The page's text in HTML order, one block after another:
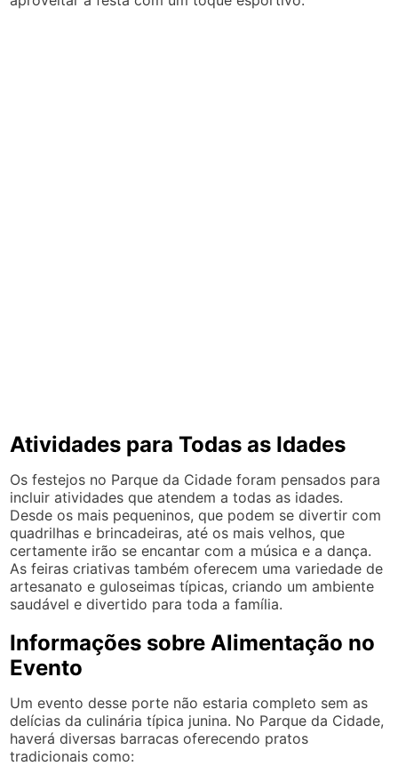
Atividades para Todas as Idades
Os festejos no Parque da Cidade foram pensados para
incluir atividades que atendem a todas as idades.
Desde os mais pequeninos, que podem se divertir com
quadrilhas e brincadeiras, até os mais velhos, que
certamente irão se encantar com a música e a dança.
As feiras criativas também oferecem uma variedade de
artesanato e guloseimas típicas, criando um ambiente
saudável e divertido para toda a família.
Informações sobre Alimentação no
Evento
Um evento desse porte não estaria completo sem as
delícias da culinária típica junina. No Parque da Cidade,
haverá diversas barracas oferecendo pratos
tradicionais como: